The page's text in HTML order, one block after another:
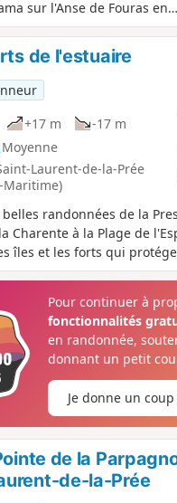
sur l'Anse de Fouras en
Madame.
de l'estuaire
+17 m
-17 m
Moyenne
Laurent-de-la-Prée
Maritime)
randonnées de la
Charente à la Plage de
îles et les forts qui
Pour continuer à
fonctionnalités
en randonnée,
donnant un petit
Je donne un
de la
de-la-Prée